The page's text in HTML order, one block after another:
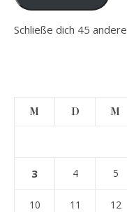
Schließe dich 45
M D M
3 4 5
10 11 12